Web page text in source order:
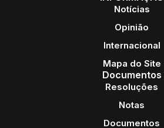
Notícias
Opinião
Internacional
Mapa do Site
Documentos
Resoluções
Notas
Documentos